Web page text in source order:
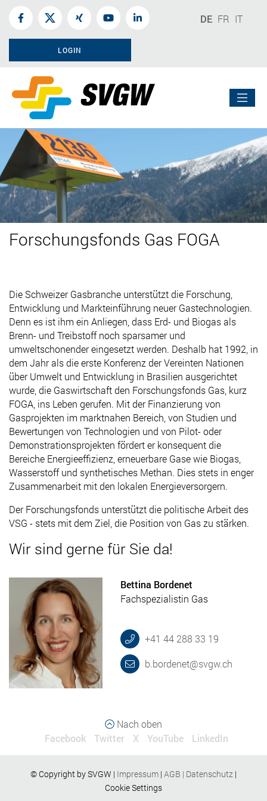
DE FR IT
LOGIN
Forschungsfonds Gas FOGA
Die Schweizer Gasbranche unterstützt die Forschung,
Entwicklung und Markteinführung neuer Gastechnologien.
Denn es ist ihm ein Anliegen, dass Erd- und Biogas als
Brenn- und Treibstoff noch sparsamer und
umweltschonender eingesetzt werden. Deshalb hat 1992, in
dem Jahr als die erste Konferenz der Vereinten Nationen
über Umwelt und Entwicklung in Brasilien ausgerichtet
wurde, die Gaswirtschaft den Forschungsfonds Gas, kurz
FOGA, ins Leben gerufen. Mit der Finanzierung von
Gasprojekten im marktnahen Bereich, von Studien und
Bewertungen von Technologien und von Pilot- oder
Demonstrationsprojekten fördert er konsequent die
Bereiche Energieeffizienz, erneuerbare Gase wie Biogas,
Wasserstoff und synthetisches Methan. Dies stets in enger
Zusammenarbeit mit den lokalen Energieversorgern.
Der Forschungsfonds unterstützt die politische Arbeit des
VSG - stets mit dem Ziel, die Position von Gas zu stärken.
Wir sind gerne für Sie da!
Bettina Bordenet
Fachspezialistin Gas
+41 44 288 33 19
b.bordenet@svgw.ch
Nach oben
Facebook
Twitter X YouTube LinkedIn
© Copyright by SVGW | Impressum | AGB | Datenschutz |
Cookie Settings